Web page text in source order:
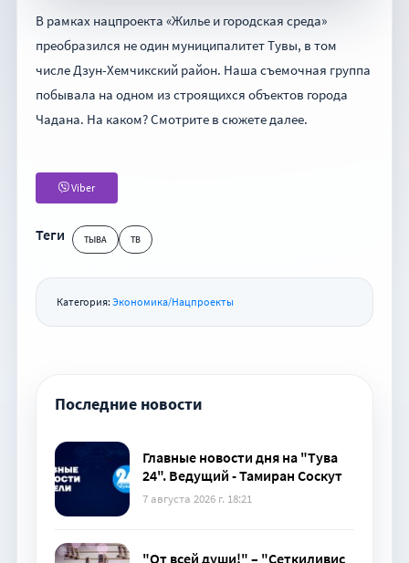
В рамках нацпроекта «Жилье и городская среда»
преобразился не один муниципалитет Тувы, в том
числе Дзун-Хемчикский район. Наша съемочная группа
побывала на одном из строящихся объектов города
Чадана. На каком? Смотрите в сюжете далее.
Viber
Теги ТЫВА ТВ
Категория: Экономика/Нацпроекты
Последние новости
Главные новости дня на "Тува
24". Ведущий - Тамиран Соскут
7 августа 2026 г. 18:21
"От всей души!" – "Сеткиливис